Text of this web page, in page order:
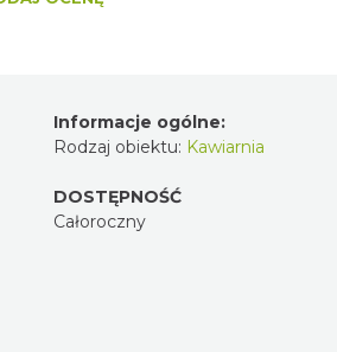
Informacje ogólne:
Rodzaj obiektu: Kawiarnia
DOSTĘPNOŚĆ
Całoroczny